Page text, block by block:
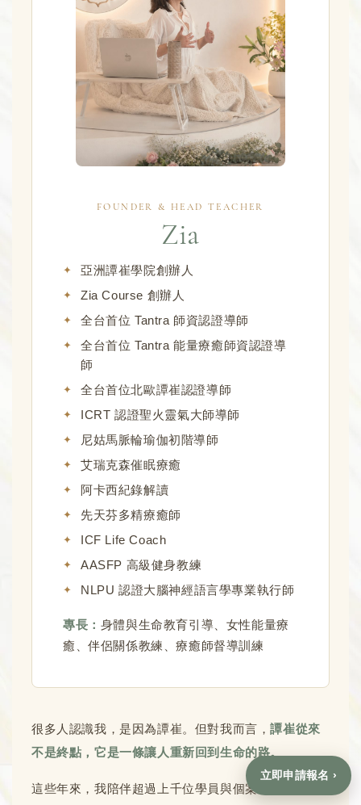
立即申請報名 ›
FOUNDER & HEAD TEACHER
Zia
亞洲譚崔學院創辦人
Zia Course 創辦人
全台首位 Tantra 師資認證導師
全台首位 Tantra 能量療癒師資認證導
師
全台首位北歐譚崔認證導師
ICRT 認證聖火靈氣大師導師
尼姑馬脈輪瑜伽初階導師
艾瑞克森催眠療癒
阿卡西紀錄解讀
先天芬多精療癒師
ICF Life Coach
AASFP 高級健身教練
NLPU 認證大腦神經語言學專業執行師
專長： 身體與生命教育引導、女性能量療
癒、伴侶關係教練、療癒師督導訓練
很多人認識我，是因為譚崔。但對我而言，譚崔從來
不是終點，它是一條讓人重新回到生命的路。
這些年來，我陪伴超過上千位學員與個案。有人事業